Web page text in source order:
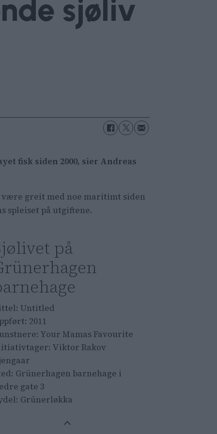
sjøliv
fisk siden 2000, sier Andreas
greit med noe maritimt siden
spleiset på utgiftene.
på
Untitled
2011
Your Mamas Favourite
Viktor Rakov
Grünerhagen barnehage i
gate 3
Grünerløkka